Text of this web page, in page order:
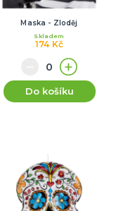
Maska - Zloděj
174 Kč
Skladem
Do košíku